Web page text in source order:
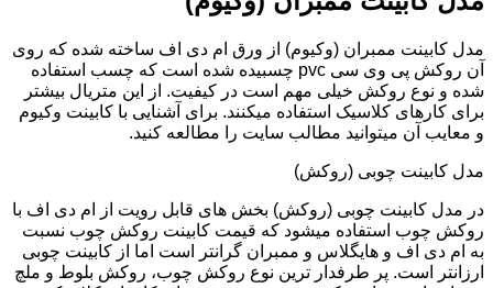
مدل کابینت ممبران (وکیوم) از ورق ام دی اف ساخته شده که روی
آن روکش پی وی سی pvc چسبیده شده است که چسب استفاده
شده و نوع روکش خیلی مهم است در کیفیت. از این متریال بیشتر
برای کارهای کلاسیک استفاده میکنند. برای آشنایی با کابینت وکیوم
و معایب آن میتوانید مطالب سایت را مطالعه کنید.
مدل کابینت چوبی (روکش)
در مدل کابینت چوبی (روکش) بخش های قابل رویت از ام دی اف با
روکش چوب استفاده میشود که قیمت کابینت روکش چوب نسبت
به ام دی اف و هایگلاس و ممبران گرانتر است اما از کابینت چوبی
ارزانتر است. پر طرفدار ترین نوع روکش چوب، روکش بلوط و ملچ